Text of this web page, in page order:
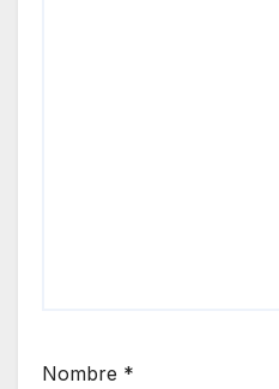
Nombre *